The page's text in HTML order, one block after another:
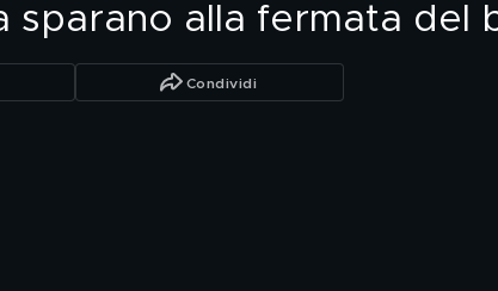
sparano alla fermata del
Condividi